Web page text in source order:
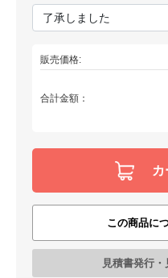
販売価格:
合計金額：
この商品に
見積書発行